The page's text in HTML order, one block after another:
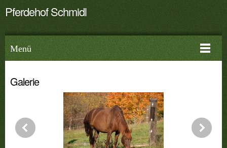
Pferdehof Schmidl
Menü
Galerie